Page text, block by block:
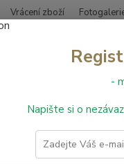
Vrácení zboží
PVC podlahy PVC
Whiteline
-
Napište si o